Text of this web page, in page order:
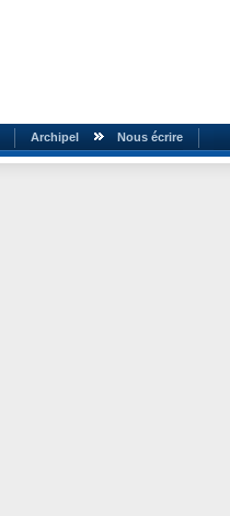
Archipel Nous écrire